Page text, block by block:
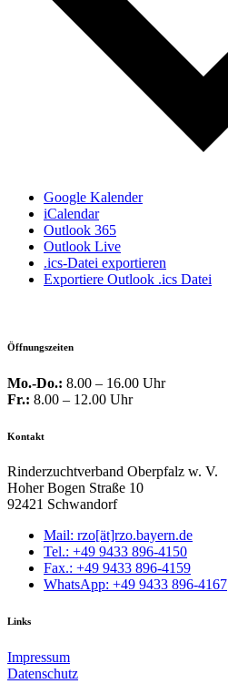
Google Kalender
iCalendar
Outlook 365
Outlook Live
.ics-Datei exportieren
Exportiere Outlook .ics Datei
Öffnungszeiten
Mo.-Do.: 8.00 – 16.00 Uhr
Fr.: 8.00 – 12.00 Uhr
Kontakt
Rinderzuchtverband Oberpfalz w. V.
Hoher Bogen Straße 10
92421 Schwandorf
Mail: rzo[ät]rzo.bayern.de
Tel.: +49 9433 896-4150
Fax.: +49 9433 896-4159
WhatsApp: +49 9433 896-4167
Links
Impressum
Datenschutz